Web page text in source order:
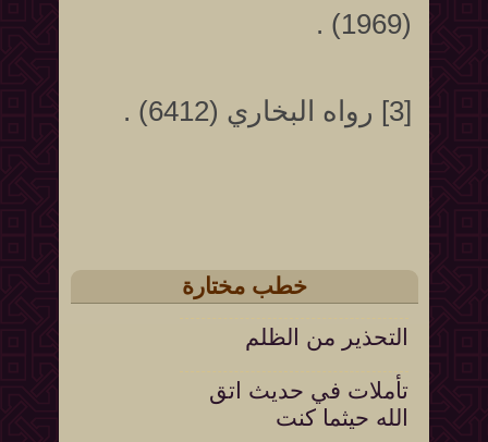
(1969) .
[3] رواه البخاري (6412) .
خطب مختارة
التحذير من الظلم
تأملات في حديث اتق
الله حيثما كنت